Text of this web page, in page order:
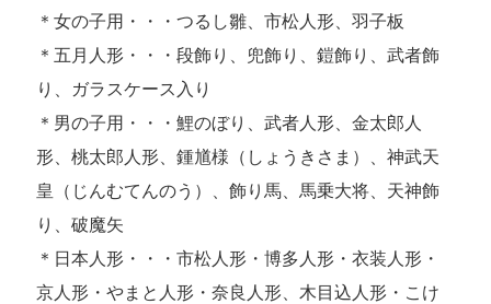
＊女の子用・・・つるし雛、市松人形、羽子板
＊五月人形・・・段飾り、兜飾り、鎧飾り、武者飾
り、ガラスケース入り
＊男の子用・・・鯉のぼり、武者人形、金太郎人
形、桃太郎人形、鍾馗様（しょうきさま）、神武天
皇（じんむてんのう）、飾り馬、馬乗大将、天神飾
り、破魔矢
＊日本人形・・・市松人形・博多人形・衣装人形・
京人形・やまと人形・奈良人形、木目込人形・こけ